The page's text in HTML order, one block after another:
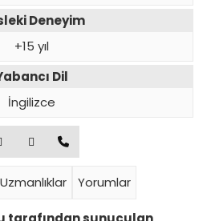
Deneyim
+15 yıl
Dil
İngilizce
Uzmanlıklar Yorumlar